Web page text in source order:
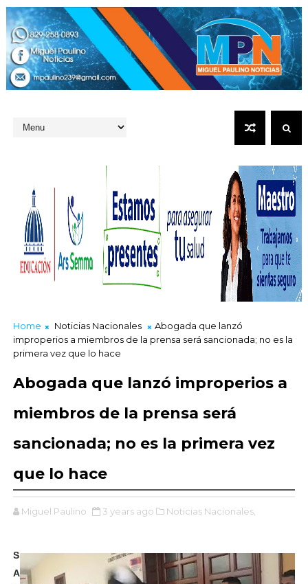
Home Noticias Nacionales
Abogada que lanzó
improperios a miembros de la prensa será sancionada; no es la
primera vez que lo hace
Abogada que lanzó improperios a
miembros de la prensa será
sancionada; no es la primera vez
que lo hace
Miguel Paulino 3 years ago Noticias Nacionales,
S
A